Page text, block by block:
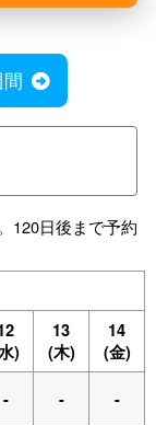
120日後まで予約
)
13
(木)
14
(金)
- - -